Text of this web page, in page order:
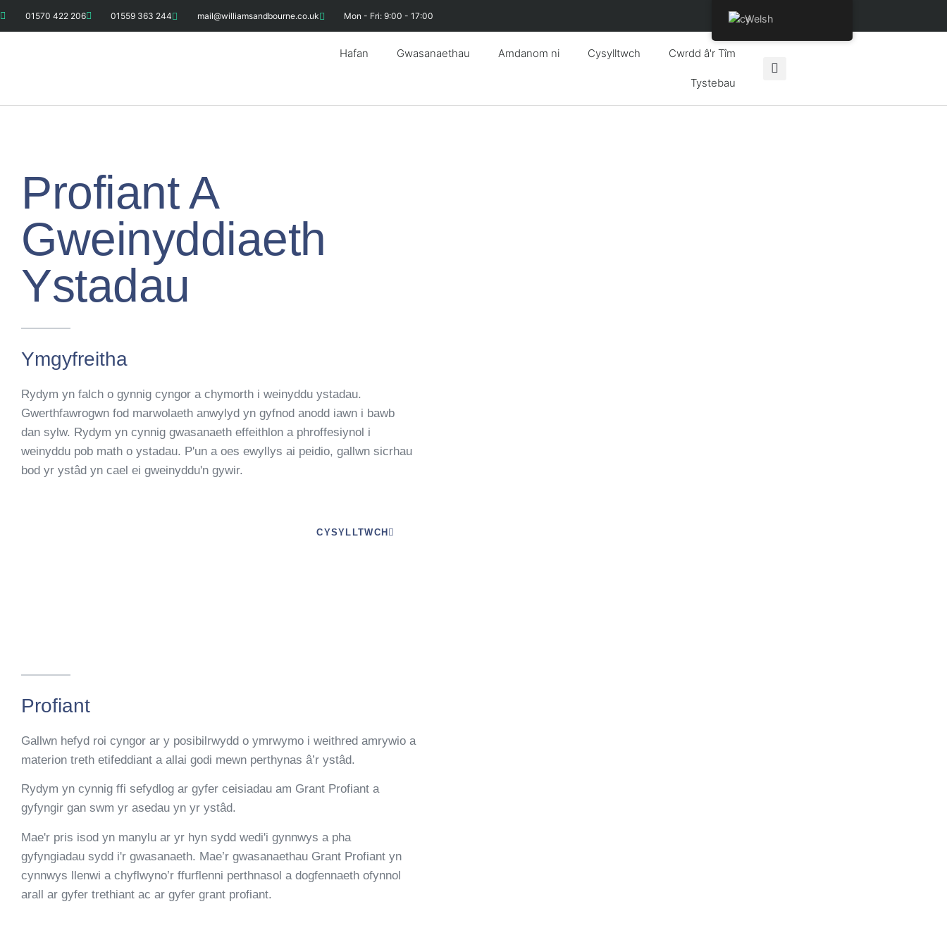
01570 422 206 01559 363 244 mail@williamsandbourne.co.uk Mon - Fri: 9:00 - 17:00
Hafan Gwasanaethau Amdanom ni Cysylltwch Cwrdd â'r Tîm
Tystebau
Profiant A
Gweinyddiaeth
Ystadau
Ymgyfreitha
Rydym yn falch o gynnig cyngor a chymorth i weinyddu ystadau.
Gwerthfawrogwn fod marwolaeth anwylyd yn gyfnod anodd iawn i bawb
dan sylw. Rydym yn cynnig gwasanaeth effeithlon a phroffesiynol i
weinyddu pob math o ystadau. P'un a oes ewyllys ai peidio, gallwn sicrhau
bod yr ystâd yn cael ei gweinyddu'n gywir.
CYSYLLTWCH
Profiant
Gallwn hefyd roi cyngor ar y posibilrwydd o ymrwymo i weithred amrywio a
materion treth etifeddiant a allai godi mewn perthynas â’r ystâd.
Rydym yn cynnig ffi sefydlog ar gyfer ceisiadau am Grant Profiant a
gyfyngir gan swm yr asedau yn yr ystâd.
Mae'r pris isod yn manylu ar yr hyn sydd wedi'i gynnwys a pha
gyfyngiadau sydd i'r gwasanaeth. Mae’r gwasanaethau Grant Profiant yn
cynnwys llenwi a chyflwyno’r ffurflenni perthnasol a dogfennaeth ofynnol
arall ar gyfer trethiant ac ar gyfer grant profiant.
Welsh